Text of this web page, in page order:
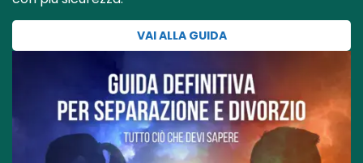
VAI ALLA GUIDA